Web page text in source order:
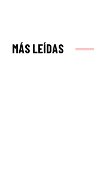
MÁS LEÍDAS